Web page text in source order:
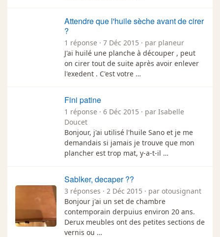
Attendre que l'huile sèche avant de cirer
?
1 réponse · 7 Déc 2015 · par planeur
J'ai huilé une planche à découper , peut
on cirer tout de suite après avoir enlever
l'exedent . C'est votre …
Fini patine
1 réponse · 6 Déc 2015 · par Isabelle
Doucet
Bonjour, j'ai utilisé l'huile Sano et je me
demandais si jamais je trouve que mon
plancher est trop mat, y-a-t-il …
Sablker, decaper ??
3 réponses · 2 Déc 2015 · par otousignant
Bonjour j'ai un set de chambre
contemporain derpuius environ 20 ans.
Derux meubles ont des petites sections de
vernis ou …